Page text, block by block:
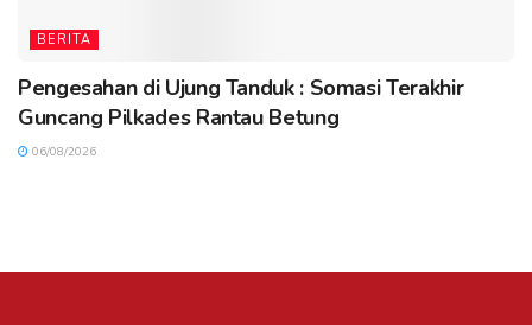
BERITA
Pengesahan di Ujung Tanduk : Somasi Terakhir
Guncang Pilkades Rantau Betung
06/08/2026